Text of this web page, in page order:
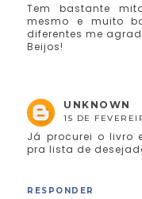
Tem bastante
mesmo e muito
diferentes me
Beijos!
UNKNOWN
15 DE
Já procurei o livro
pra lista de
RESPONDER